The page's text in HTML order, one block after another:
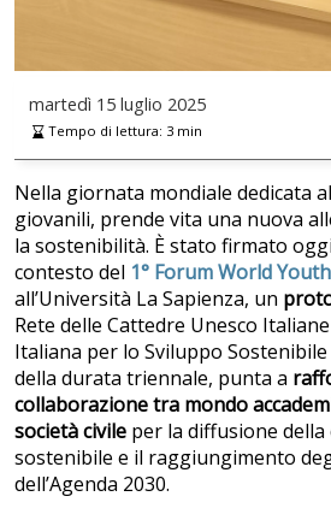
martedì 15 luglio 2025
Tempo di lettura: 3min
Nella giornata mondiale dedicata
giovanili, prende vita una nuova
la sostenibilità. È stato firmato
contesto del 1° Forum World
all’Università La Sapienza, un
Rete delle Cattedre Unesco
Italiana per lo Sviluppo Sostenibile
della durata triennale, punta a
collaborazione tra mondo
società civile per la diffusione
sostenibile e il raggiungimento
dell’Agenda 2030.